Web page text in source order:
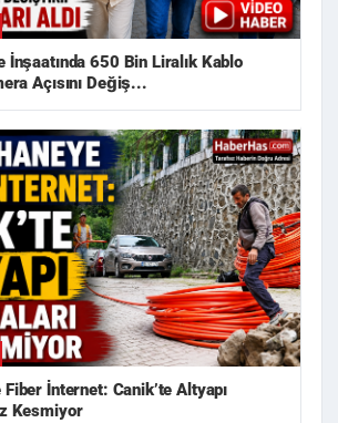
İnşaatında 650 Bin Liralık Kablo
Açısını Değiş...
İnternet: Canik’te Altyapı
Kesmiyor